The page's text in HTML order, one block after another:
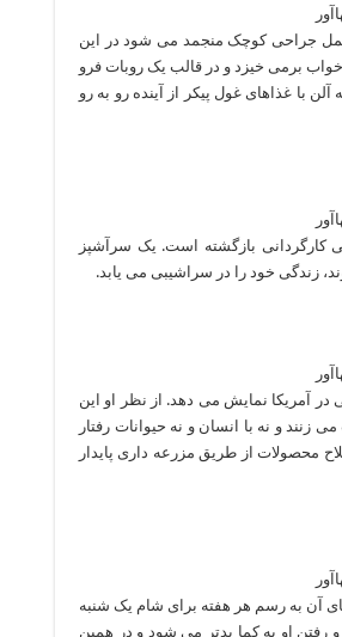
جراحی کوچک منجمد می شود در این
انقلابی بار دیگر از خواب برمی خیزد و در قالب یک روبات فرو
با غذاهای غول پیکر از آینده رو به رو
کارگردانی بازگشته است. یک سرآشپز
زندگی خود را در سراشیبی می یابد.
آمریکا نمایش می دهد. از نظر او این
و نه با انسان و نه حیوانات رفتار
محصولات از طریق مزرعه داری پایدار
آن به رسم هر هفته برای شام یک شنبه
رفتن او به کما بدتر می شود و در همین